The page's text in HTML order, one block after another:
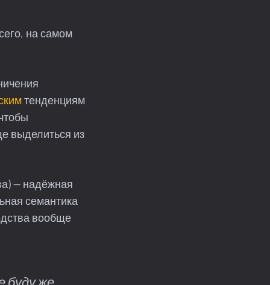
на самом
тенденциям
выделиться из
— надёжная
семантика
вообще
буду же